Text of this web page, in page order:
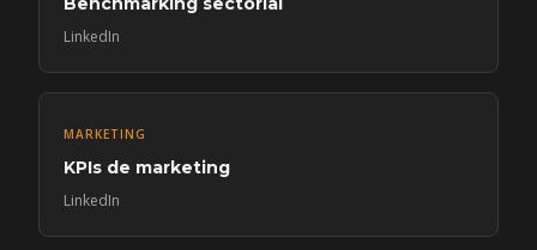
LinkedIn
MARKETING
KPIs de marketing
LinkedIn